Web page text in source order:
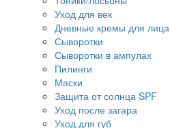
Уход для век
Дневные кремы для лица
Сыворотки
Сыворотки в ампулах
Пилинги
Маски
Защита от солнца SPF
Уход после загара
Уход для губ